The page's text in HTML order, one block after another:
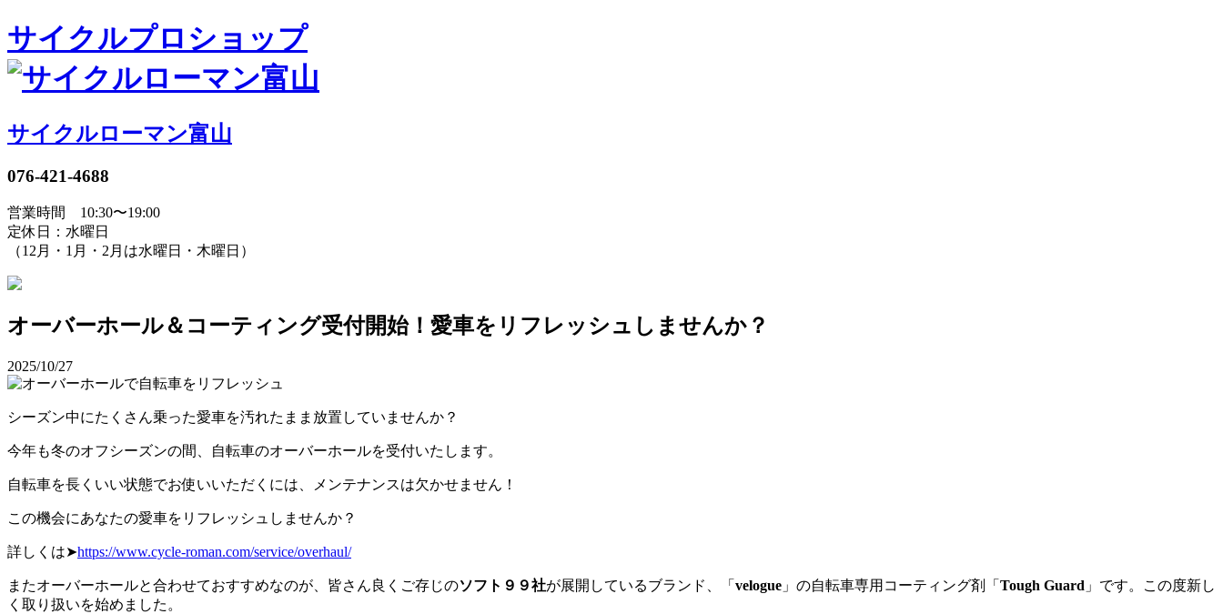
サイクルプロショップ
サイクルローマン富山
076-421-4688
営業時間 10:30〜19:00
定休日：水曜日
（12月・1月・2月は水曜日・木曜日）
オーバーホール＆コーティング受付開始！愛車をリフレッシュしませんか？
2025/10/27
シーズン中にたくさん乗った愛車を汚れたまま放置していませんか？
今年も冬のオフシーズンの間、自転車のオーバーホールを受付いたします。
自転車を長くいい状態でお使いいただくには、メンテナンスは欠かせません！
この機会にあなたの愛車をリフレッシュしませんか？
詳しくは➤https://www.cycle-roman.com/service/overhaul/
またオーバーホールと合わせておすすめなのが、皆さん良くご存じのソフト９９社が展開しているブランド、「 velogue 」の自転車専用コーティング剤「 Tough Guard 」です。この度新し
く取り扱いを始めました。